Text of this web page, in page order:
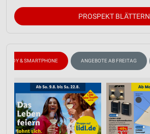
PROSPEKT BLÄTTERN
HANDY & SMARTPHONE ANGEBOTE AB FREITAG